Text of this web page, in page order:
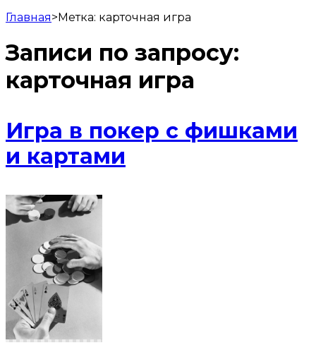
Главная>Метка: карточная игра
Записи по запросу:
карточная игра
Игра в покер с фишками
и картами